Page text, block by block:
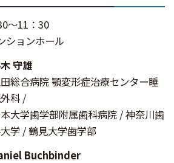
～11：30
ョンホール
守雄
総合病院 顎変形症治療センター睡
科 /
大学歯学部附属歯科病院 / 神奈川歯
学 / 鶴見大学歯学部
Buchbinder